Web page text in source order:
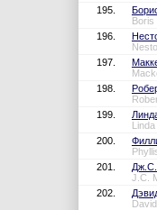
195.
196.
197.
198.
199.
200.
201.
Дж.С.
J.C.
202.